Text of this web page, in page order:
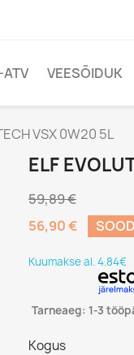
VEESÕIDUK
VSX 0W20 5L
ELF
59,89 €
56,90 €
Kuumakse al. 4.84€
Tarneaeg: 1-3
Kogus